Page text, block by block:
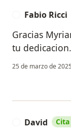
Fabio Ricci
Gracias
tu
25 de marzo de 2025
David